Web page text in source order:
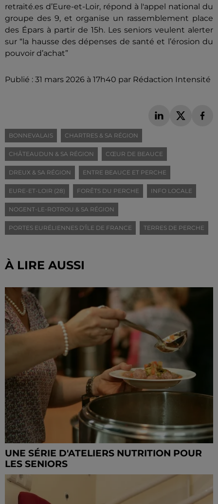
retraité.es d’Eure-et-Loir, répond à l'appel national du
groupe des 9, et organise un rassemblement place
des Épars à partir de 15h. Les seniors veulent alerter
sur “la hausse des dépenses de santé et l’érosion du
pouvoir d’achat”
Publié : 31 mars 2026 à 17h40 par Rédaction Intensité
BONNEVALAIS CHARTRES & SA RÉGION
CHÂTEAUDUN & SA RÉGION CŒUR DE BEAUCE
DREUX & SA RÉGION ENTRE BEAUCE ET PERCHE
EURE-ET-LOIR (28) FORÊTS DU PERCHE INFO LOCALE
NOGENT-LE-ROTROU & SA RÉGION
PORTES EURÉLIENNES D'ÎLE DE FRANCE TERRES DE PERCHE
À LIRE AUSSI
UNE SÉRIE D'ATELIERS NUTRITION POUR
LES SENIORS